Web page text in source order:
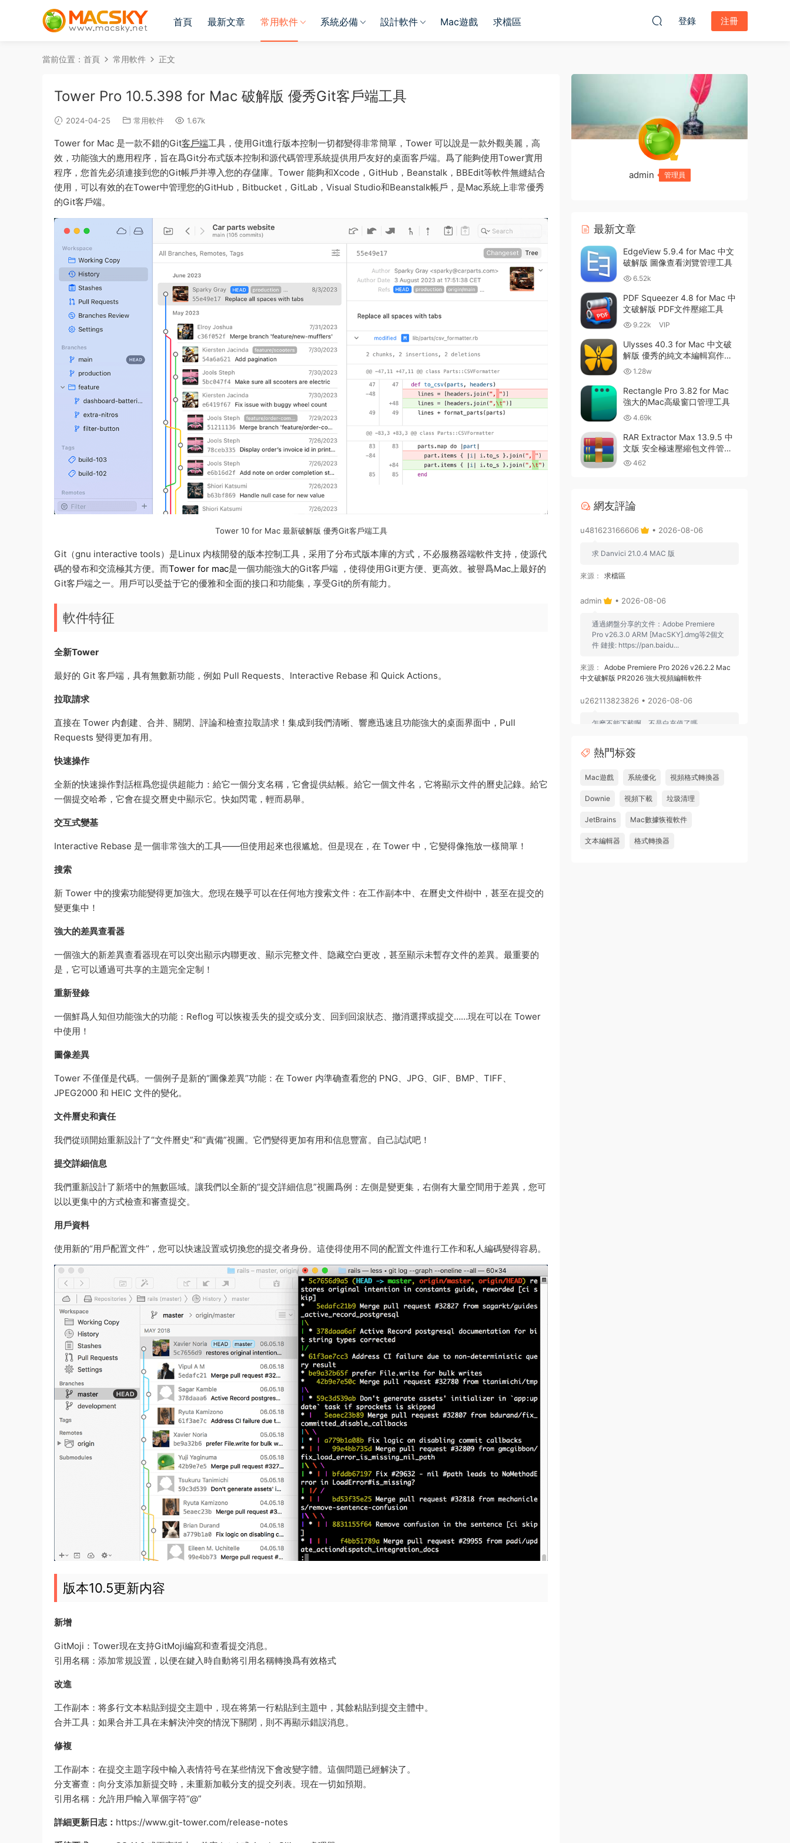
首頁 最新文章 常用軟件 系統必備 設計軟件 Mac遊戲 求檔區 登錄 注冊
當前位置： 首頁 常用軟件 正文
Tower Pro 10.5.398 for Mac 破解版 優秀Git客戶端工具
2024-04-25 常用軟件 1.67k
Tower for Mac 是一款不錯的Git客戶端工具，使用Git進行版本控制一切都變得非常簡單，Tower 可以說是一款外觀美麗，高
效，功能強大的應用程序，旨在爲Git分布式版本控制和源代碼管理系統提供用戶友好的桌面客戶端。爲了能夠使用Tower實用
程序，您首先必須連接到您的Git帳戶并導入您的存儲庫。Tower 能夠和Xcode，GitHub，Beanstalk，BBEdit等軟件無縫結合
使用，可以有效的在Tower中管理您的GitHub，Bitbucket，GitLab，Visual Studio和Beanstalk帳戶，是Mac系統上非常優秀
的Git客戶端。
Tower 10 for Mac 最新破解版 優秀Git客戶端工具
Git（gnu interactive tools）是Linux 内核開發的版本控制工具，采用了分布式版本庫的方式，不必服務器端軟件支持，使源代
碼的發布和交流極其方便。而Tower for mac是一個功能強大的Git客戶端 ，使得使用Git更方便、更高效。被譽爲Mac上最好的
Git客戶端之一。用戶可以受益于它的優雅和全面的接口和功能集，享受Git的所有能力。
軟件特征
全新Tower
最好的 Git 客戶端，具有無數新功能，例如 Pull Requests、Interactive Rebase 和 Quick Actions。
拉取請求
直接在 Tower 内創建、合并、關閉、評論和檢查拉取請求！集成到我們清晰、響應迅速且功能強大的桌面界面中，Pull
Requests 變得更加有用。
快速操作
全新的快速操作對話框爲您提供超能力：給它一個分支名稱，它會提供結帳。給它一個文件名，它将顯示文件的曆史記錄。給它
一個提交哈希，它會在提交曆史中顯示它。快如閃電，輕而易舉。
交互式變基
Interactive Rebase 是一個非常強大的工具——但使用起來也很尴尬。但是現在，在 Tower 中，它變得像拖放一樣簡單！
搜索
新 Tower 中的搜索功能變得更加強大。您現在幾乎可以在任何地方搜索文件：在工作副本中、在曆史文件樹中，甚至在提交的
變更集中！
強大的差異查看器
一個強大的新差異查看器現在可以突出顯示内聯更改、顯示完整文件、隐藏空白更改，甚至顯示未暫存文件的差異。最重要的
是，它可以通過可共享的主題完全定制！
重新登錄
一個鮮爲人知但功能強大的功能：Reflog 可以恢複丢失的提交或分支、回到回滾狀态、撤消選擇或提交……現在可以在 Tower
中使用！
圖像差異
Tower 不僅僅是代碼。一個例子是新的“圖像差異”功能：在 Tower 内準确查看您的 PNG、JPG、GIF、BMP、TIFF、
JPEG2000 和 HEIC 文件的變化。
文件曆史和責任
我們從頭開始重新設計了“文件曆史”和“責備”視圖。它們變得更加有用和信息豐富。自己試試吧！
提交詳細信息
我們重新設計了新塔中的無數區域。讓我們以全新的“提交詳細信息”視圖爲例：左側是變更集，右側有大量空間用于差異，您可
以以更集中的方式檢查和審查提交。
用戶資料
使用新的“用戶配置文件”，您可以快速設置或切換您的提交者身份。這使得使用不同的配置文件進行工作和私人編碼變得容易。
版本10.5更新内容
新增
GitMoji：Tower現在支持GitMoji編寫和查看提交消息。
引用名稱：添加常規設置，以便在鍵入時自動将引用名稱轉換爲有效格式
改進
工作副本：将多行文本粘貼到提交主題中，現在将第一行粘貼到主題中，其餘粘貼到提交主體中。
合并工具：如果合并工具在未解決沖突的情況下關閉，則不再顯示錯誤消息。
修複
工作副本：在提交主題字段中輸入表情符号在某些情況下會改變字體。這個問題已經解決了。
分支審查：向分支添加新提交時，未重新加載分支的提交列表。現在一切如預期。
引用名稱：允許用戶輸入單個字符“@”
詳細更新日志： https://www.git-tower.com/release-notes
admin 管理員
最新文章
EdgeView 5.9.4 for Mac 中文
破解版 圖像查看浏覽管理工具
6.52k
PDF Squeezer 4.8 for Mac 中
文破解版 PDF文件壓縮工具
9.22k VIP
Ulysses 40.3 for Mac 中文破
解版 優秀的純文本編輯寫作軟
件 1.28w
Rectangle Pro 3.82 for Mac
強大的Mac高級窗口管理工具
4.69k
RAR Extractor Max 13.9.5 中
文版 安全極速壓縮包文件管理
器 462
網友評論
u481623166606 • 2026-08-06
求 Danvici 21.0.4 MAC 版
來源： 求檔區
admin • 2026-08-06
通過網盤分享的文件：Adobe Premiere
Pro v26.3.0 ARM [MacSKY].dmg等2個文
件 鏈接: https://pan.baidu...
來源：
Adobe Premiere Pro 2026 v26.2.2 Mac
中文破解版 PR2026 強大視頻編輯軟件
u262113823826 • 2026-08-06
怎麽不能下載啊，不是白充值了嗎
來源：
Adobe Premiere Pro 2026 v26.2.2 Mac
中文破解版 PR2026 強大視頻編輯軟件
u604731536624 • 2026-07-15
中文破解版
熱門标簽
Mac遊戲 系統優化 視頻格式轉換器
Downie 視頻下載 垃圾清理
JetBrains Mac數據恢複軟件
文本編輯器 格式轉換器